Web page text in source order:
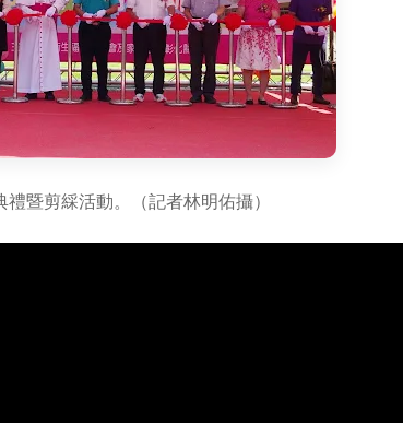
暨剪綵活動。（記者林明佑攝）